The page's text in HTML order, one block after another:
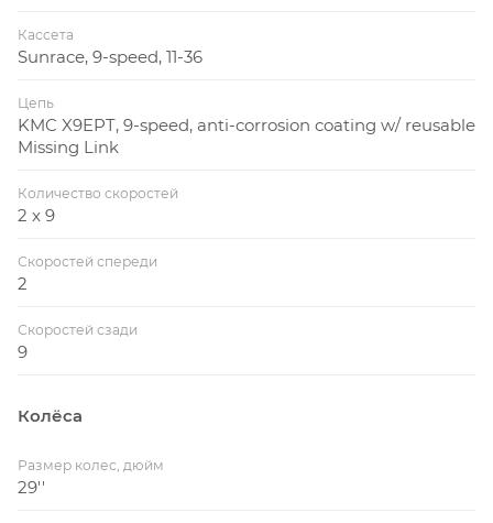
Кассета
Sunrace, 9-speed, 11-36
Цепь
KMC X9EPT, 9-speed, anti-corrosion coating w/ reusable
Missing Link
Количество скоростей
2 x 9
Скоростей спереди
2
Скоростей сзади
9
Колёса
Размер колес, дюйм
29''